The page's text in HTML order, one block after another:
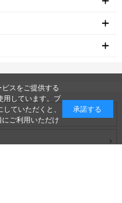
スをご提供する
用しています。ブ
ていただくと、
ご利用いただけ
承諾する